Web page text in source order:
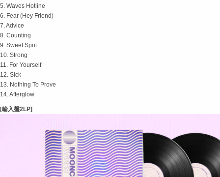
5. Waves Hotline
6. Fear (Hey Friend)
7. Advice
8. Counting
9. Sweet Spot
10. Strong
11. For Yourself
12. Sick
13. Nothing To Prove
14. Afterglow
[輸入盤2LP]